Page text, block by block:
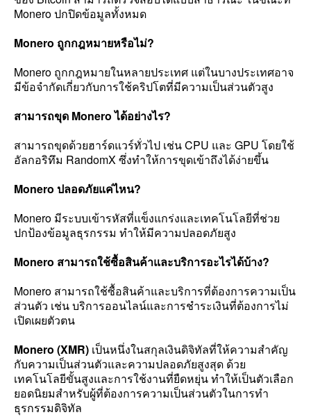
Monero ปกปิดข้อมูลทั้งหมด
Monero ถูกกฎหมายหรือไม่?
Monero ถูกกฎหมายในหลายประเทศ แต่ในบางประเทศอาจ
มีข้อจำกัดเกี่ยวกับการใช้คริปโตที่มีความเป็นส่วนตัวสูง
สามารถขุด Monero ได้อย่างไร?
สามารถขุดด้วยฮาร์ดแวร์ทั่วไป เช่น CPU และ GPU โดยใช้
อัลกอริทึม RandomX ซึ่งทำให้การขุดเข้าถึงได้ง่ายขึ้น
Monero ปลอดภัยแค่ไหน?
Monero มีระบบเข้ารหัสที่แข็งแกร่งและเทคโนโลยีที่ช่วย
ปกป้องข้อมูลธุรกรรม ทำให้มีความปลอดภัยสูง
Monero สามารถใช้ซื้อสินค้าและบริการอะไรได้บ้าง?
Monero สามารถใช้ซื้อสินค้าและบริการที่ต้องการความเป็น
ส่วนตัว เช่น บริการออนไลน์และการชำระเงินที่ต้องการไม่
เปิดเผยตัวตน
Monero (XMR) เป็นหนึ่งในสกุลเงินดิจิทัลที่ให้ความสำคัญ
กับความเป็นส่วนตัวและความปลอดภัยสูงสุด ด้วย
เทคโนโลยีขั้นสูงและการใช้งานที่ยืดหยุ่น ทำให้เป็นตัวเลือก
ยอดนิยมสำหรับผู้ที่ต้องการความเป็นส่วนตัวในการทำ
ธุรกรรมดิจิทัล